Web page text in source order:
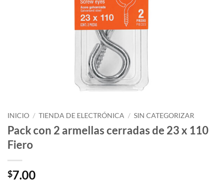
INICIO / TIENDA DE ELECTRÓNICA / SIN CATEGORIZAR
Pack con 2 armellas cerradas de 23 x 110
Fiero
$7.00